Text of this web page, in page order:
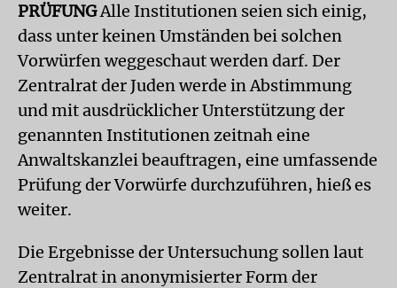
PRÜFUNGAlle Institutionen seien sich einig,
dass unter keinen Umständen bei solchen
Vorwürfen weggeschaut werden darf. Der
Zentralrat der Juden werde in Abstimmung
und mit ausdrücklicher Unterstützung der
genannten Institutionen zeitnah eine
Anwaltskanzlei beauftragen, eine umfassende
Prüfung der Vorwürfe durchzuführen, hieß es
weiter.
Die Ergebnisse der Untersuchung sollen laut
Zentralrat in anonymisierter Form der